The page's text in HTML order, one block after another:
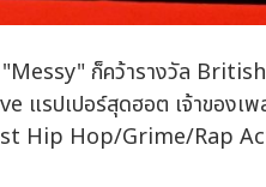
"Messy" ก็คว้ารางวัล British
รปเปอร์สุดฮอต เจ้าของเพ
Hip Hop/Grime/Rap